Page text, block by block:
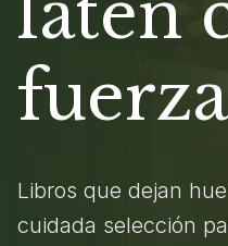
Libros que dejan
cuidada selección